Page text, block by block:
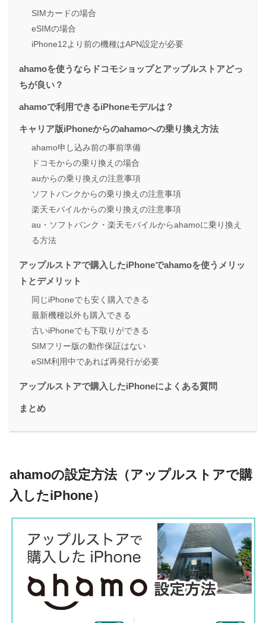
SIMカードの場合
eSIMの場合
iPhone12より前の機種はAPN設定が必要
ahamoを使うならドコモショップとアップルストアどっ
ちが良い？
ahamoで利用できるiPhoneモデルは？
キャリア版iPhoneからのahamoへの乗り換え方法
ahamo申し込み前の事前準備
ドコモからの乗り換えの場合
auからの乗り換えの注意事項
ソフトバンクからの乗り換えの注意事項
楽天モバイルからの乗り換えの注意事項
au・ソフトバンク・楽天モバイルからahamoに乗り換え
る方法
アップルストアで購入したiPhoneでahamoを使うメリッ
トとデメリット
同じiPhoneでも安く購入できる
最新機種以外も購入できる
古いiPhoneでも下取りができる
SIMフリー版の動作保証はない
eSIM利用中であれば再発行が必要
アップルストアで購入したiPhoneによくある質問
まとめ
ahamoの設定方法（アップルストアで購
入したiPhone）